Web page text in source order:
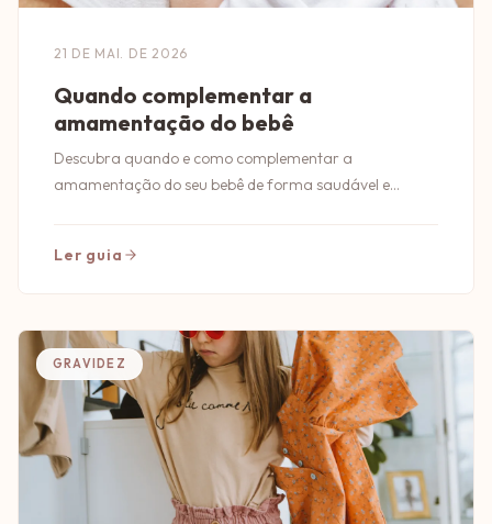
21 DE MAI. DE 2026
Quando complementar a
amamentação do bebê
Descubra quando e como complementar a
amamentação do seu bebê de forma saudável e
Ler guia
GRAVIDEZ